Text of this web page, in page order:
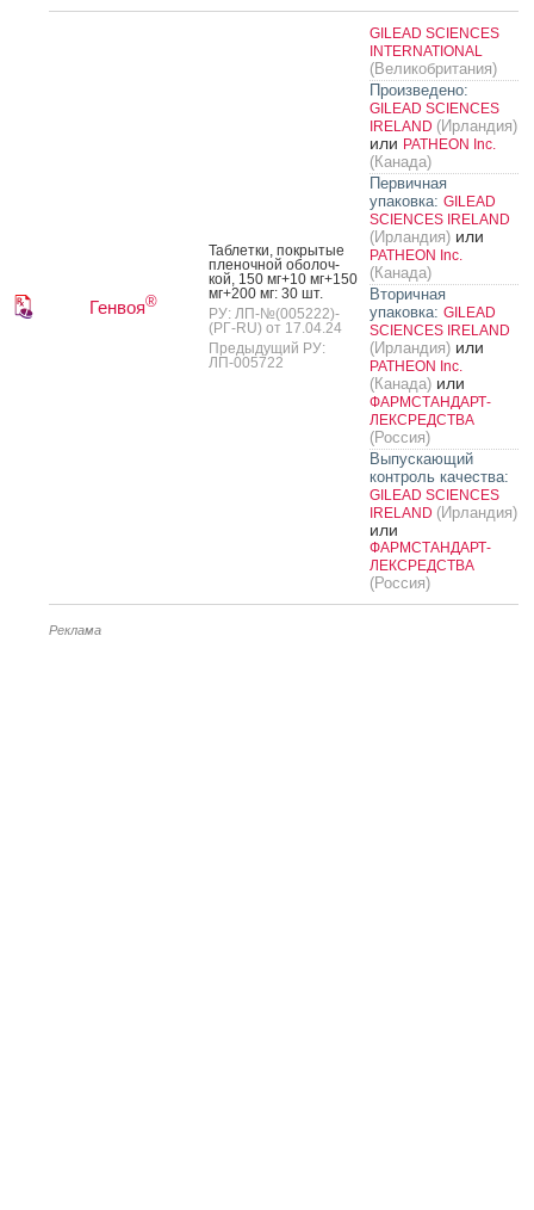
Генвоя®
Таб­летки, пок­ры­тые
пле­ноч­ной обо­лоч­
кой, 150 мг+10 мг+150
мг+200 мг: 30 шт.
РУ: ЛП-№(005222)-
(РГ-RU) от 17.04.24
Предыдущий РУ:
ЛП-005722
GILEAD SCIENCES
INTERNATIONAL
(Великобритания)
Произведено:
GILEAD SCIENCES
IRELAND (Ирландия)
или PATHEON Inc.
(Канада)
Первичная
упаковка: GILEAD
SCIENCES IRELAND
(Ирландия) или
PATHEON Inc.
(Канада)
Вторичная
упаковка: GILEAD
SCIENCES IRELAND
(Ирландия) или
PATHEON Inc.
(Канада) или
ФАРМСТАНДАРТ-
ЛЕКСРЕДСТВА
(Россия)
Выпускающий
контроль качества:
GILEAD SCIENCES
IRELAND (Ирландия)
или
ФАРМСТАНДАРТ-
ЛЕКСРЕДСТВА
(Россия)
Реклама